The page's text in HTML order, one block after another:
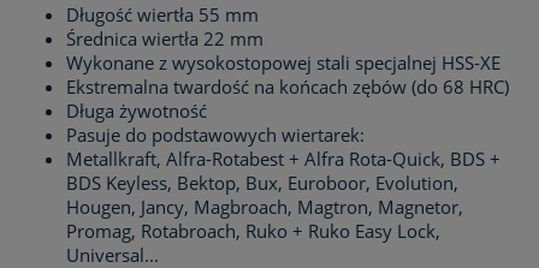
Długość wiertła 55 mm
Średnica wiertła 22 mm
Wykonane z wysokostopowej stali specjalnej HSS-XE
Ekstremalna twardość na końcach zębów (do 68 HRC)
Długa żywotność
Pasuje do podstawowych wiertarek:
Metallkraft, Alfra-Rotabest + Alfra Rota-Quick, BDS +
BDS Keyless, Bektop, Bux, Euroboor, Evolution,
Hougen, Jancy, Magbroach, Magtron, Magnetor,
Promag, Rotabroach, Ruko + Ruko Easy Lock,
Universal...